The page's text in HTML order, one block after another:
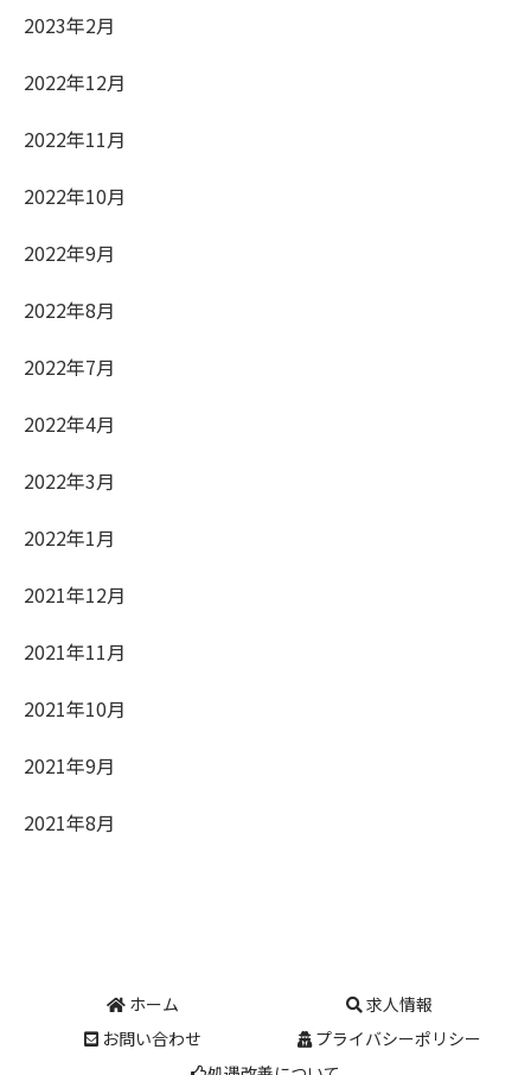
2023年2月
2022年12月
2022年11月
2022年10月
2022年9月
2022年8月
2022年7月
2022年4月
2022年3月
2022年1月
2021年12月
2021年11月
2021年10月
2021年9月
2021年8月
ホーム
求人情報
お問い合わせ
プライバシーポリシー